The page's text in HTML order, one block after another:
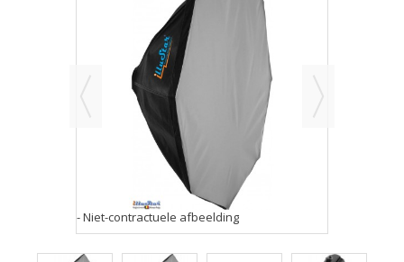
- Niet-contractuele afbeelding